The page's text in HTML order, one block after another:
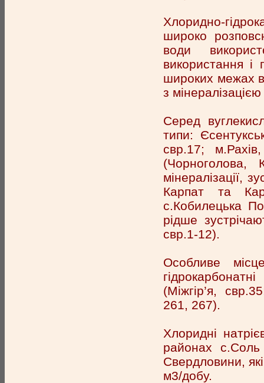
Хлоридно-
широко
води
використання і
широких межах
з
Серед
типи:
свр.17;
мінералізації,
Карпат та
с.Кобилецька
рідше
свр.1-12).
Особливе
(Міжгір’я,
261, 267).
Хлоридні
районах
Свердловини,
м3/добу.